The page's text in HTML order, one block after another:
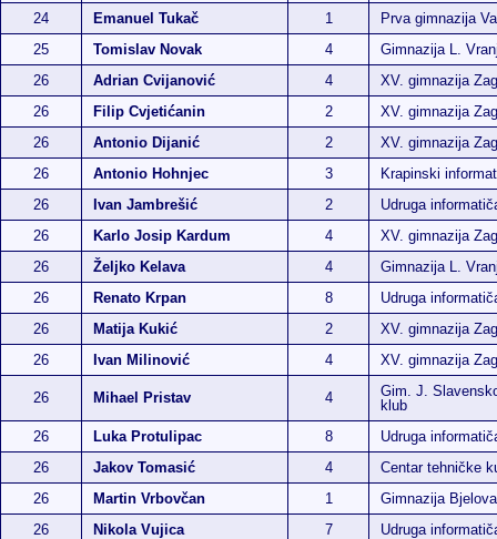
24
Emanuel Tukač 1
Prva gimnazija
25
Tomislav Novak 4
Gimnazija L.
26
Adrian Cvijanović 4
XV. gimnazija
26
Filip Cvjetićanin 2
XV. gimnazija
26
Antonio Dijanić 2
XV. gimnazija
26
Antonio Hohnjec 3
Krapinski
26
Ivan Jambrešić 2
Udruga
26
Karlo Josip Kardum 4
XV. gimnazija
26
Željko Kelava 4
Gimnazija L.
26
Renato Krpan 8
Udruga
26
Matija Kukić 2
XV. gimnazija
26
Ivan Milinović 4 XV. gimnazija
26 Mihael Pristav 4
Gim. J.
klub
26
Luka Protulipac 8
Udruga
26
Jakov Tomasić 4
Centar tehničke
26
Martin Vrbovčan 1
Gimnazija
26
Nikola Vujica 7 Udruga